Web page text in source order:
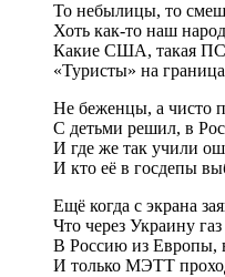
То небылицы, то
Хоть как-то наш
Какие США, такая
«Туристы» на
Не беженцы, а чисто
С детьми решил, в
И где же так учили
И кто её в госдепы
Ещё когда с экрана
Что через Украину
В Россию из Европы,
И только МЭТТ